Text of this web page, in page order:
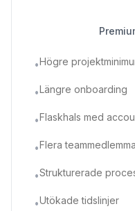
•Högre
•Längre onboarding
•Flaskhals med
•Flera
•Strukturerade
•Utökade tidslinjer